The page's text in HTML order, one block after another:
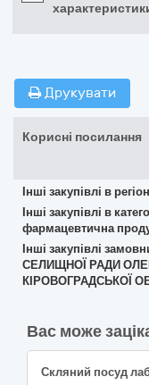
Друкувати
Корисні посилання
Інші закупівлі в
Інші закупівлі в
фармацевтична
Інші закупівлі
СЕЛИЩНОЇ РАДИ
КІРОВОГРАДСЬКОЇ
Вас може